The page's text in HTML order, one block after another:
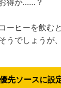
得か……？
ーヒーを飲む
うでしょうが
優先ソースに設